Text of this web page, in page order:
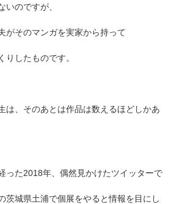
いのですが、
がそのマンガを実家から持って
りしたものです。
は、そのあとは作品は数えるほどしかあ
った2018年、偶然見かけたツイッターで
茨城県土浦で個展をやると情報を目にし